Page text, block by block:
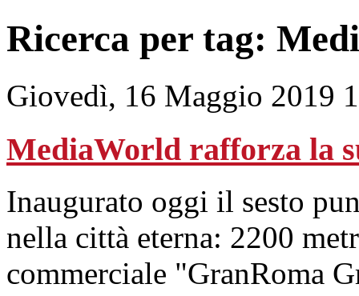
Ricerca per tag:
Giovedì, 16 Maggio 2019
MediaWorld rafforza la
Inaugurato oggi il sesto
nella città eterna: 2200
commerciale "GranRoma